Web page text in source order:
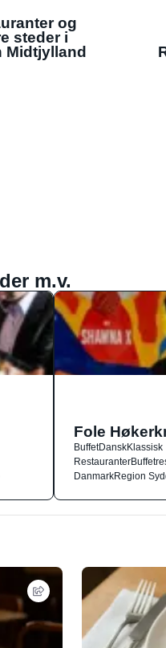
og
steder i
Midtjylland
m.v.
Fole
BuffetDanskKlassisk
Restauranter
DanmarkRegion